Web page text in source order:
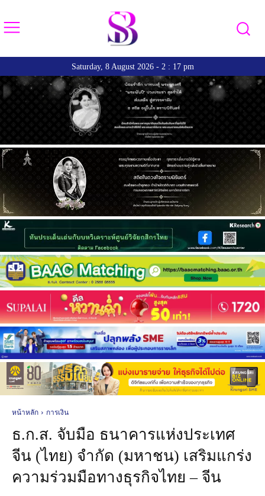
Saturday, 8 August 2026 - 2 : 17 pm
หน้าหลัก การเงิน
ธ.ก.ส. จับมือ ธนาคารแห่งประเทศ
จีน (ไทย) จำกัด (มหาชน) เสริมแกร่ง
ความร่วมมือทางธุรกิจไทย – จีน